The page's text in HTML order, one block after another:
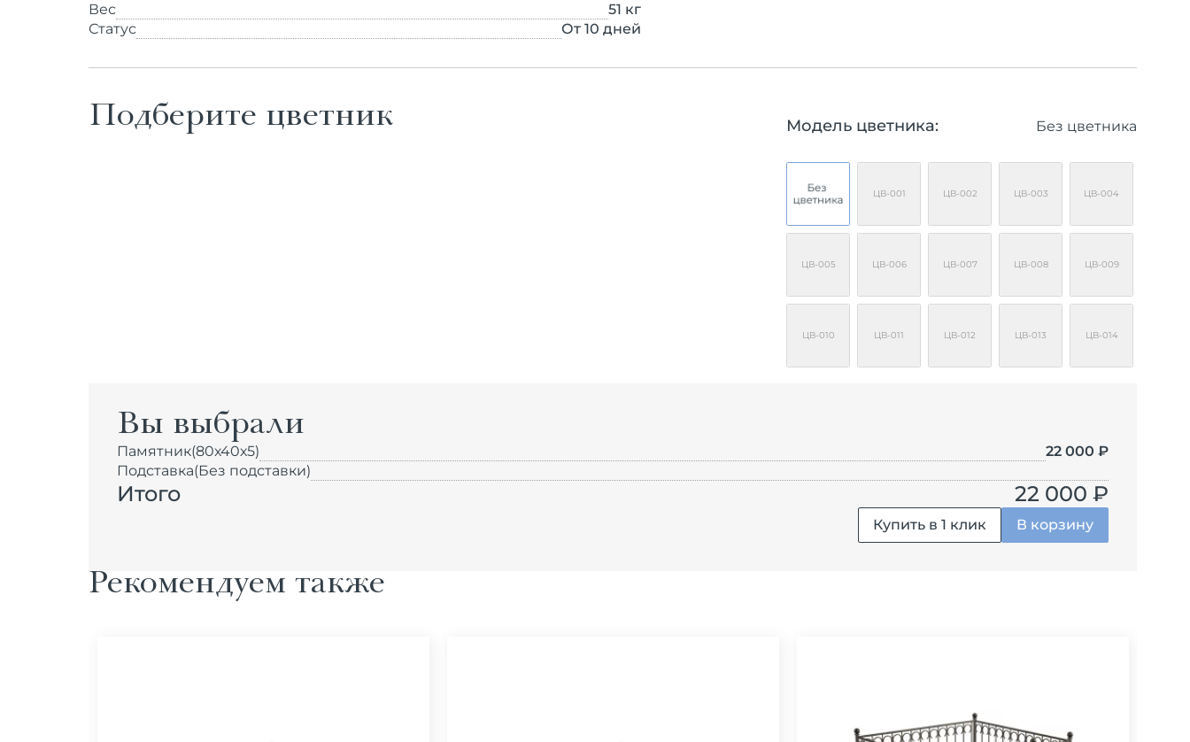
Вес
51 кг
Статус
От 10 дней
Подберите цветник Модель цветника: Без цветника
ЦВ-001 ЦВ-002 ЦВ-003 ЦВ-004
ЦВ-005 ЦВ-006 ЦВ-007 ЦВ-008 ЦВ-009
ЦВ-010 ЦВ-011 ЦВ-012 ЦВ-013 ЦВ-014
Вы выбрали
Памятник(80х40х5) 22 000 ₽
Подставка(Без подставки)
Итого 22 000 ₽
Купить в 1 клик В корзину
Рекомендуем также